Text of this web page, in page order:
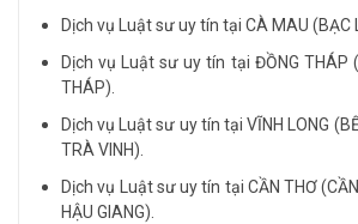
Dịch vụ Luật sư uy tín tại CÀ MAU (BẠC
Dịch vụ Luật sư uy tín tại ĐỒNG THÁP
THÁP).
Dịch vụ Luật sư uy tín tại VĨNH LONG
TRÀ VINH).
Dịch vụ Luật sư uy tín tại CẦN THƠ
HẬU GIANG).